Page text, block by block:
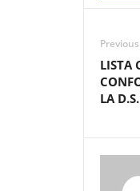
LISTA
LA